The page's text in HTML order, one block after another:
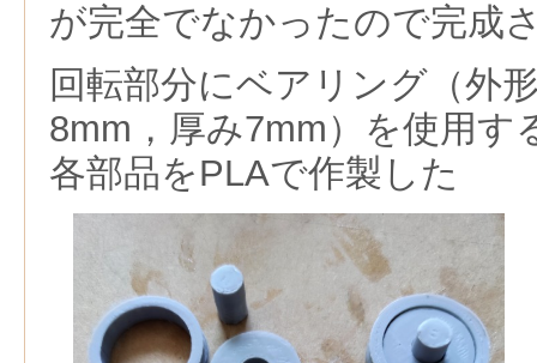
が完全でなかったので完成
回転部分にベアリング（外
8mm，厚み7mm）を使用す
各部品をPLAで作製した